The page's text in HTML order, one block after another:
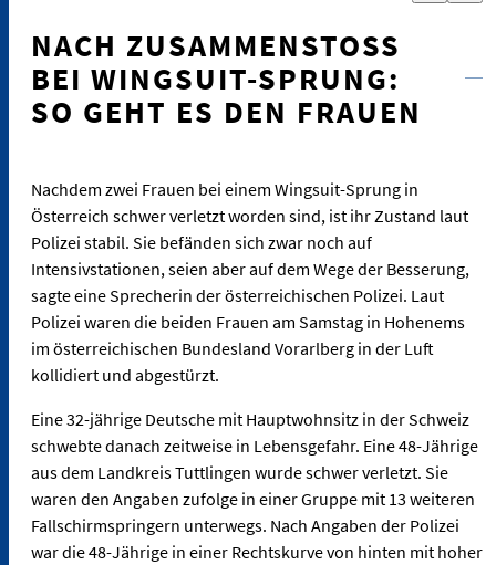
NACH ZUSAMMENSTOSS B
EI WINGSUIT-SPRUNG: S
O GEHT ES DEN FRAUEN
Nachdem zwei Frauen bei einem Wingsuit-Sprung in
Österreich schwer verletzt worden sind, ist ihr Zustand laut
Polizei stabil. Sie befänden sich zwar noch auf
Intensivstationen, seien aber auf dem Wege der Besserung,
sagte eine Sprecherin der österreichischen Polizei. Laut
Polizei waren die beiden Frauen am Samstag in Hohenems
im österreichischen Bundesland Vorarlberg in der Luft
kollidiert und abgestürzt.
Eine 32-jährige Deutsche mit Hauptwohnsitz in der Schweiz
schwebte danach zeitweise in Lebensgefahr. Eine 48-Jährige
aus dem Landkreis Tuttlingen wurde schwer verletzt. Sie
waren den Angaben zufolge in einer Gruppe mit 13 weiteren
Fallschirmspringern unterwegs. Nach Angaben der Polizei
war die 48-Jährige in einer Rechtskurve von hinten mit hoher